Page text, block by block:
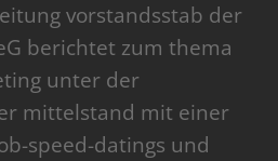
vorstandsstab der
berichtet zum thema
unter der
mittelstand mit einer
speed-datings und